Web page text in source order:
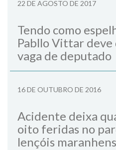
22 DE AGOSTO DE 2017
Tendo como
Pabllo Vittar
vaga de deputado
16 DE OUTUBRO DE 2016
Acidente deixa
oito feridas no
lençóis